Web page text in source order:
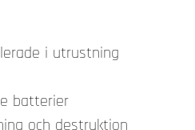
i utrustning
batterier
och destruktion